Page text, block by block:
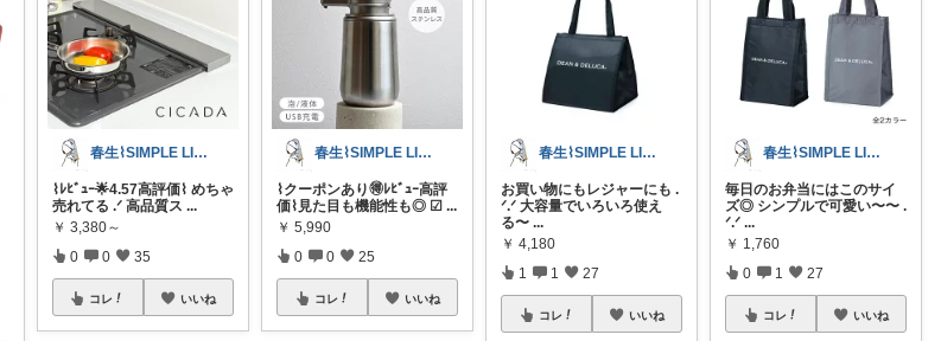
春生⌇SIMPLE LIFE⌇
⌇ﾚﾋﾞｭｰ🌟4.57高評価⌇ めちゃ
売れてる .ᐟ 高品質ス ...
￥ 3,380～
0 0 35
コレ いいね
春生⌇SIMPLE LIFE⌇
⌇クーポンあり🉐ﾚﾋﾞｭｰ高評
価⌇見た目も機能性も◎ ☑ ...
￥ 5,990
0 0 25
コレ いいね
春生⌇SIMPLE LIFE⌇
お買い物にもレジャーにも .
ᐟ.ᐟ 大容量でいろいろ使え
る〜 ...
￥ 4,180
1 1 27
コレ いいね
春生⌇SIMPLE LIFE⌇
毎日のお弁当にはこのサイ
ズ◎ シンプルで可愛い〜〜 .
ᐟ.ᐟ...
￥ 1,760
0 1 27
コレ いいね